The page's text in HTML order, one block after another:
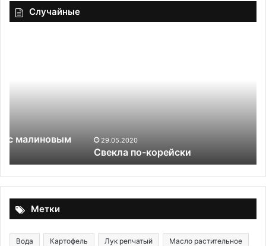
Случайные
29.05.2020
Свекла по-корейски
Метки
Вода Картофель Лук репчатый Масло растительное